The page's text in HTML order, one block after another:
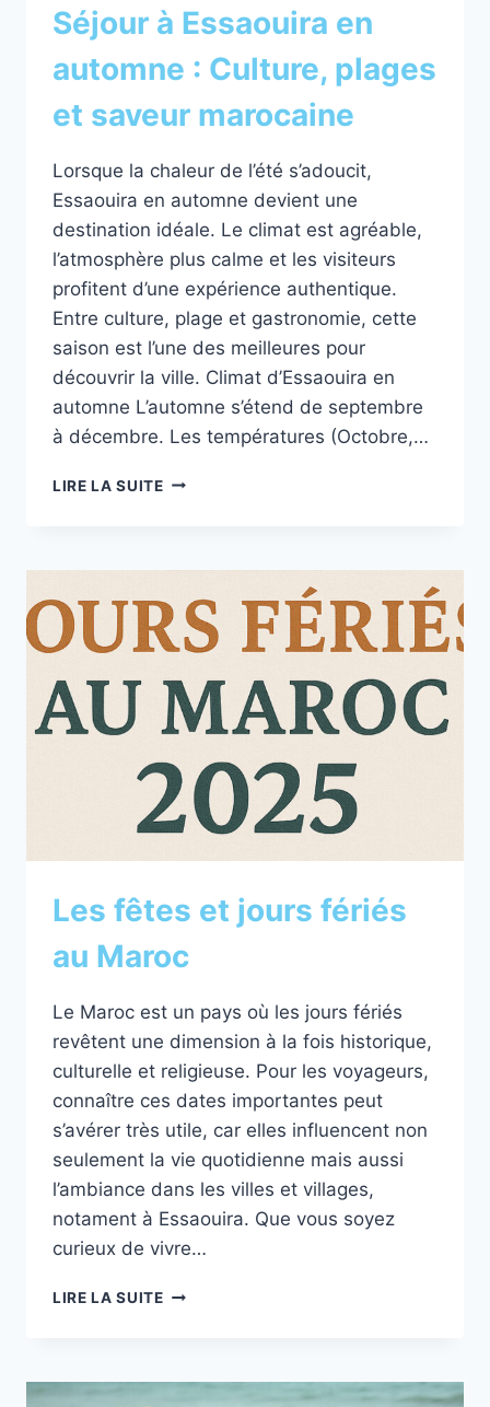
Séjour à Essaouira en
automne : Culture, plages
et saveur marocaine
Lorsque la chaleur de l’été s’adoucit,
Essaouira en automne devient une
destination idéale. Le climat est agréable,
l’atmosphère plus calme et les visiteurs
profitent d’une expérience authentique.
Entre culture, plage et gastronomie, cette
saison est l’une des meilleures pour
découvrir la ville. Climat d’Essaouira en
automne L’automne s’étend de septembre
à décembre. Les températures (Octobre,…
LIRE LA SUITESÉJOUR
AUTOMNE
CULTURE,
PLAGES
SAVEUR
MAROCAINE
Les fêtes et jours fériés
au Maroc
Le Maroc est un pays où les jours fériés
revêtent une dimension à la fois historique,
culturelle et religieuse. Pour les voyageurs,
connaître ces dates importantes peut
s’avérer très utile, car elles influencent non
seulement la vie quotidienne mais aussi
l’ambiance dans les villes et villages,
notament à Essaouira. Que vous soyez
curieux de vivre…
LIRE LA SUITELES
FÉRIÉS